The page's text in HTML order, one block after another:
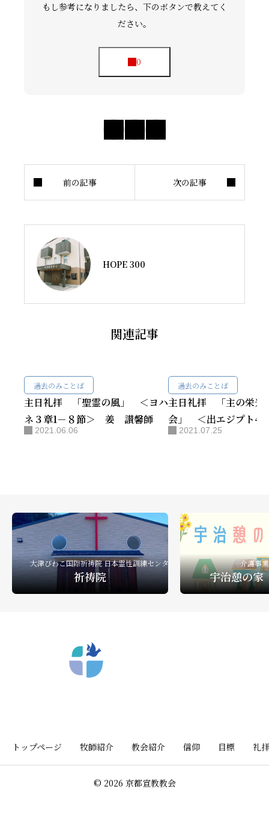
もし参考になりましたら、下のボタンで教えてく
ださい。
HOPE 300
関連記事
過去のみことば
主日礼拝 「聖霊の風」 ＜ヨハ
ネ３章1－８節＞ 姜 讃馨師
2021.06.06
過去のみことば
主日礼拝 「主の栄光
会」 ＜出エジプト40
節＞ 姜 直子師
2021.07.25
大津びわこ国際祈祷院 日本霊性訓練センター
祈祷院
介護事
宇治憩の
トップページ 牧師紹介 教会紹介 信仰 目標 礼
© 2026 京都宣教教会